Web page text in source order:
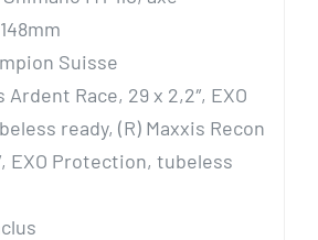
Suisse
Ardent Race, 29 x 2,2″, EXO
ready, (R) Maxxis Recon
EXO Protection, tubeless